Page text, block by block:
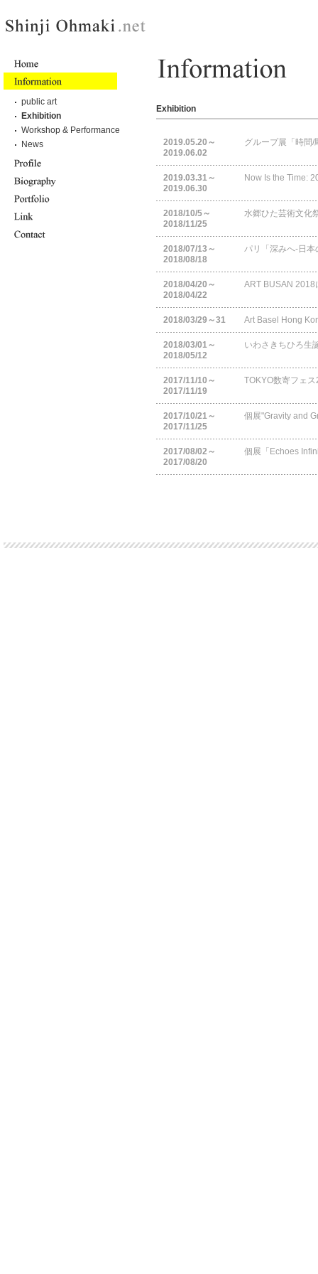
Exhibition
2019.05.20～
2019.06.02
グループ展「時間/
2019.03.31～
2019.06.30
Now Is the Time:
2018/10/5～
2018/11/25
水郷ひた芸術文化
2018/07/13～
2018/08/18
パリ「深みへ‐日
2018/04/20～
2018/04/22
ART BUSAN 2018
2018/03/29～31 Art Basel Hong
2018/03/01～
2018/05/12
いわさきちひろ生
2017/11/10～
2017/11/19
TOKYO数寄フェ
2017/10/21～
2017/11/25
個展"Gravity and
2017/08/02～
2017/08/20
個展「Echoes
public art
Exhibition
Workshop & Performance
News